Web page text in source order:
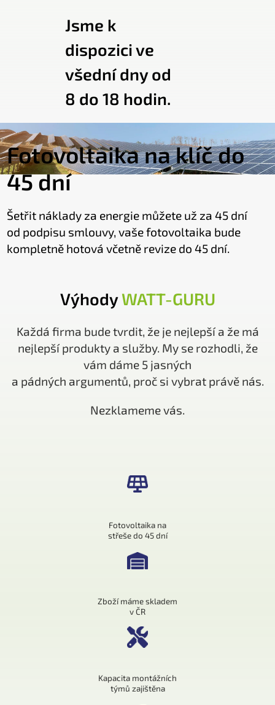
Jsme k
dispozici ve
všední dny od
8 do 18 hodin.
Fotovoltaika na klíč do
45 dní
Šetřit náklady za energie můžete už za 45 dní
od podpisu smlouvy, vaše fotovoltaika bude
kompletně hotová včetně revize do 45 dní.
VýhodyWATT-GURU
Každá firma bude tvrdit, že je nejlepší a že má
nejlepší produkty a služby. My se rozhodli, že
vám dáme 5 jasných
a pádných argumentů, proč si vybrat právě nás.
Nezklameme vás.
Fotovoltaika na
střeše do 45 dní
Zboží máme skladem
v ČR
Kapacita montážních
týmů zajištěna